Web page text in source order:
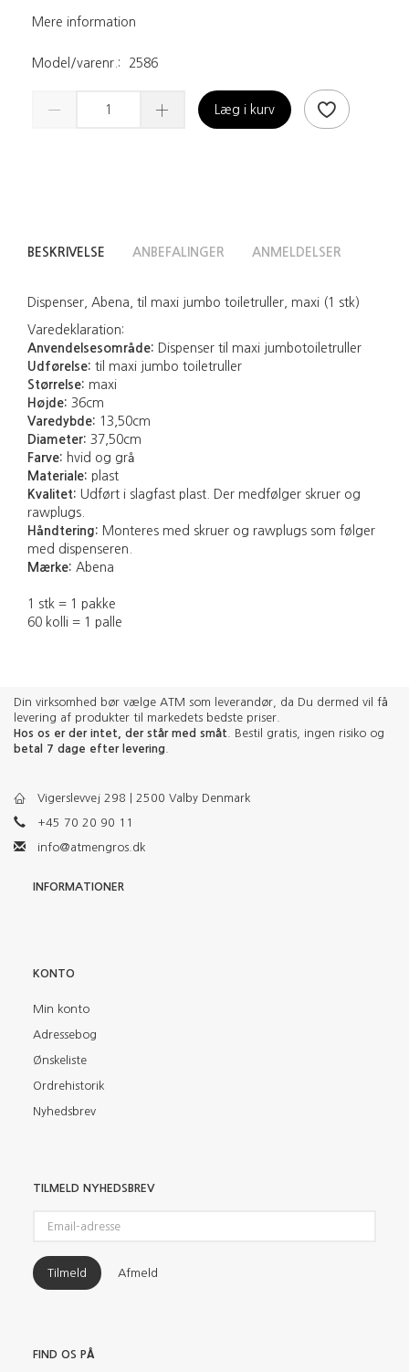
Mere information
Model/varenr.: 2586
Læg i kurv
BESKRIVELSE ANBEFALINGER ANMELDELSER
Dispenser, Abena, til maxi jumbo toiletruller, maxi (1 stk)
Varedeklaration:
Anvendelsesområde: Dispenser til maxi jumbotoiletruller
Udførelse: til maxi jumbo toiletruller
Størrelse: maxi
Højde: 36cm
Varedybde: 13,50cm
Diameter: 37,50cm
Farve: hvid og grå
Materiale: plast
Kvalitet: Udført i slagfast plast. Der medfølger skruer og
rawplugs.
Håndtering: Monteres med skruer og rawplugs som følger
med dispenseren.
Mærke: Abena
1 stk = 1 pakke
60 kolli = 1 palle
Din virksomhed bør vælge ATM som leverandør, da Du dermed vil få
levering af produkter til markedets bedste priser.
Hos os er der intet, der står med småt . Bestil gratis, ingen risiko og
betal 7 dage efter levering
Vigerslevvej 298 | 2500 Valby Denmark
+45 70 20 90 11
info@atmengros.dk
INFORMATIONER
KONTO
Min konto
Adressebog
Ønskeliste
Ordrehistorik
Nyhedsbrev
TILMELD NYHEDSBREV
adresse
Tilmeld Afmeld
FIND OS PÅ